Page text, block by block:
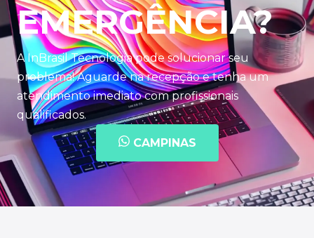
EMERGÊNCIA?
A InBrasil Tecnologia pode solucionar seu
problema! Aguarde na recepção e tenha um
atendimento imediato com profissionais
qualificados.
CAMPINAS